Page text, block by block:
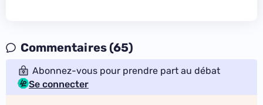
Commentaires (65)
Abonnez-vous pour prendre part au débat
Se connecter